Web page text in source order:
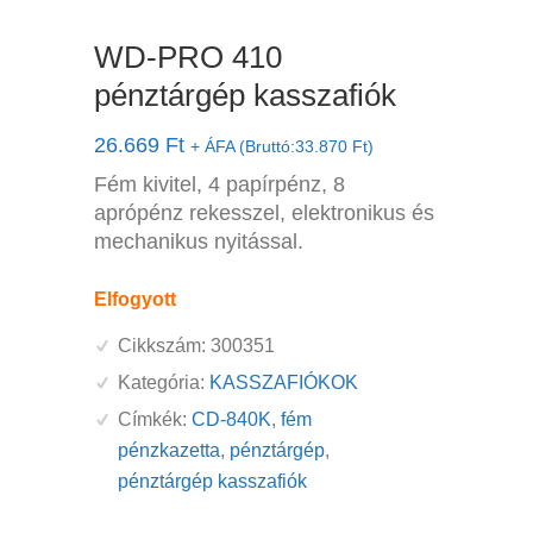
WD-PRO 410
pénztárgép kasszafiók
26.669 Ft + ÁFA (Bruttó:33.870 Ft)
Fém kivitel, 4 papírpénz, 8
aprópénz rekesszel, elektronikus és
mechanikus nyitással.
Elfogyott
Cikkszám: 300351
Kategória: KASSZAFIÓKOK
Címkék: CD-840K, fém
pénzkazetta, pénztárgép,
pénztárgép kasszafiók